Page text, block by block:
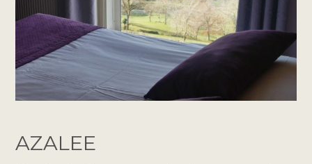
AZALEE